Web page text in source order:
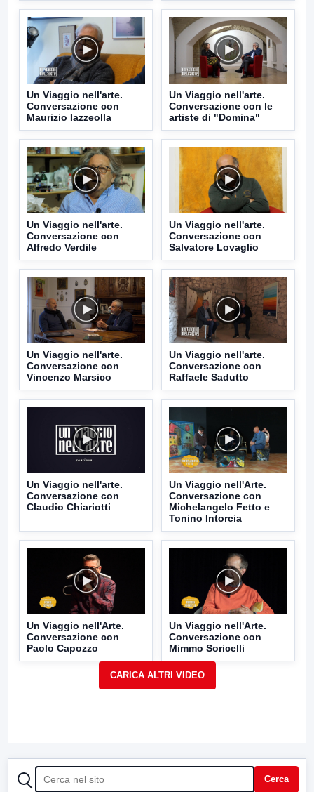
Un Viaggio nell'arte.
Conversazione con
Maurizio Iazzeolla
Un Viaggio nell'arte.
Conversazione con le
artiste di "Domina"
Un Viaggio nell'arte.
Conversazione con
Alfredo Verdile
Un Viaggio nell'arte.
Conversazione con
Salvatore Lovaglio
Un Viaggio nell'arte.
Conversazione con
Vincenzo Marsico
Un Viaggio nell'arte.
Conversazione con
Raffaele Sadutto
Un Viaggio nell'arte.
Conversazione con
Claudio Chiariotti
Un Viaggio nell'Arte.
Conversazione con
Michelangelo Fetto e
Tonino Intorcia
Un Viaggio nell'Arte.
Conversazione con
Paolo Capozzo
Un Viaggio nell'Arte.
Conversazione con
Mimmo Soricelli
CERCA Cerca